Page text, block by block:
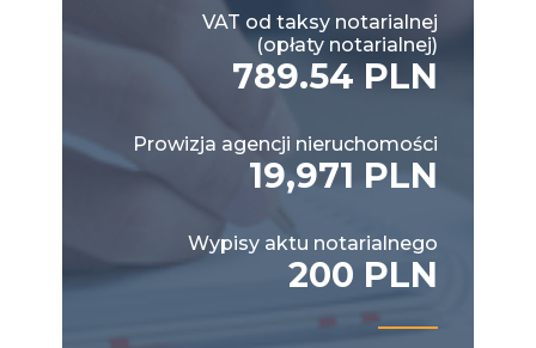
VAT od taksy notarialnej
(opłaty notarialnej)
789.54 PLN
Prowizja agencji nieruchomości
19,971 PLN
Wypisy aktu notarialnego
200 PLN